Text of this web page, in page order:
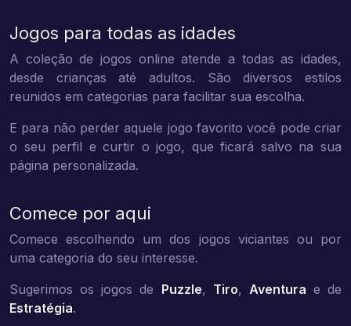
Jogos para todas as idades
A coleção de jogos online atende a todas as idades,
desde crianças até adultos. São diversos estilos
reunidos em categorias para facilitar sua escolha.
E para não perder aquele jogo favorito você pode criar
o seu perfil e curtir o jogo, que ficará salvo na sua
página personalizada.
Comece por aqui
Comece escolhendo um dos jogos viciantes ou por
uma categoria do seu interesse.
Sugerimos os jogos de Puzzle, Tiro, Aventura e de
Estratégia.